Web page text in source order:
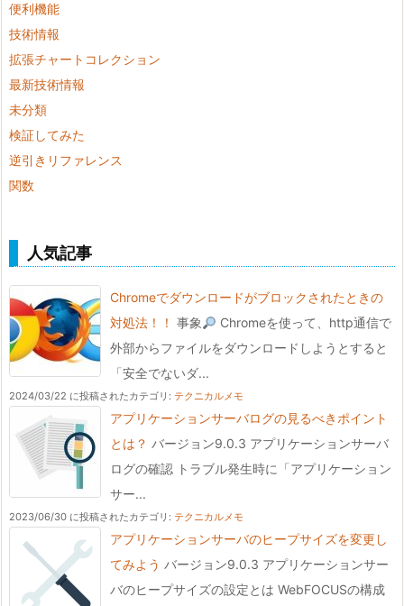
便利機能
技術情報
拡張チャートコレクション
最新技術情報
未分類
検証してみた
逆引きリファレンス
関数
人気記事
Chromeでダウンロードがブロックされたときの
対処法！！ 事象
Chromeを使って、http通信で
外部からファイルをダウンロードしようとすると
「安全でないダ...
2024/03/22 に投稿されたカテゴリ: テクニカルメモ
アプリケーションサーバログの見るべきポイント
とは？ バージョン9.0.3 アプリケーションサーバ
ログの確認 トラブル発生時に「アプリケーション
サー...
2023/06/30 に投稿されたカテゴリ: テクニカルメモ
アプリケーションサーバのヒープサイズを変更し
てみよう バージョン9.0.3 アプリケーションサー
バのヒープサイズの設定とは WebFOCUSの構成